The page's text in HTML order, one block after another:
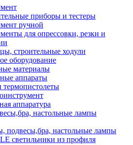
приборы и тестеры
ручной
для опрессовки, резки и
строительные ходули
оборудование
материалы
аппараты
аппаратура
настольные лампы
подвесы,бра, настольные лампы
светильники из профиля